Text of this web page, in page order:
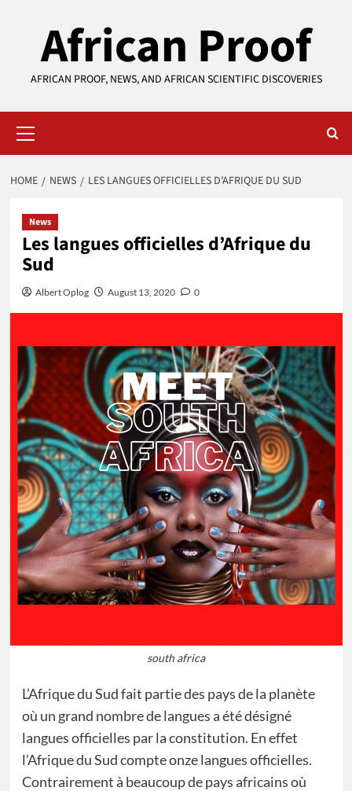
African Proof
AFRICAN PROOF, NEWS, AND AFRICAN SCIENTIFIC DISCOVERIES
Menu
HOME NEWS LES LANGUES OFFICIELLES D’AFRIQUE DU SUD
News
Les langues officielles d’Afrique du
Sud
Albert Oplog August 13, 2020 0
south africa
L’Afrique du Sud fait partie des pays de la planète
où un grand nombre de langues a été désigné
langues officielles par la constitution. En effet
l’Afrique du Sud compte onze langues officielles.
Contrairement à beaucoup de pays africains où